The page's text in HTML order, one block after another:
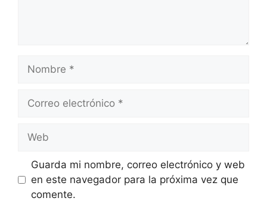
Nombre
Correo
Web
Guarda mi nombre, correo electrónico y web
en este navegador para la próxima vez que
comente.